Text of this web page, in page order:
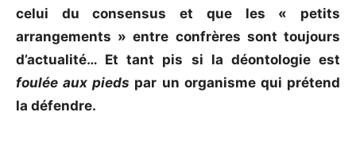
celui du consensus et que les « petits
arrangements » entre confrères sont toujours
d’actualité… Et tant pis si la déontologie est
foulée aux pieds par un organisme qui prétend
la défendre.